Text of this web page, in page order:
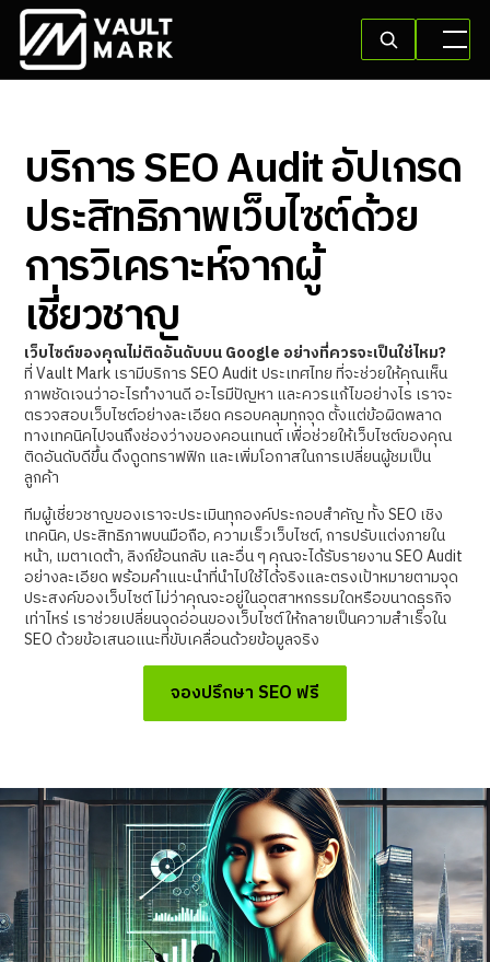
บริการ SEO Audit อัปเกรด
ประสิทธิภาพเว็บไซต์ด้วย
การวิเคราะห์จากผู้
เชี่ยวชาญ
เว็บไซต์ของคุณไม่ติดอันดับบน Google อย่างที่ควรจะเป็นใช่ไหม?
ที่ Vault Mark เรามีบริการ SEO Audit ประเทศไทย ที่จะช่วยให้คุณเห็น
ภาพชัดเจนว่าอะไรทำงานดี อะไรมีปัญหา และควรแก้ไขอย่างไร เราจะ
ตรวจสอบเว็บไซต์อย่างละเอียด ครอบคลุมทุกจุด ตั้งแต่ข้อผิดพลาด
ทางเทคนิคไปจนถึงช่องว่างของคอนเทนต์ เพื่อช่วยให้เว็บไซต์ของคุณ
ติดอันดับดีขึ้น ดึงดูดทราฟฟิก และเพิ่มโอกาสในการเปลี่ยนผู้ชมเป็น
ลูกค้า
ทีมผู้เชี่ยวชาญของเราจะประเมินทุกองค์ประกอบสำคัญ ทั้ง SEO เชิง
เทคนิค, ประสิทธิภาพบนมือถือ, ความเร็วเว็บไซต์, การปรับแต่งภายใน
หน้า, เมตาเดต้า, ลิงก์ย้อนกลับ และอื่น ๆ คุณจะได้รับรายงาน SEO Audit
อย่างละเอียด พร้อมคำแนะนำที่นำไปใช้ได้จริงและตรงเป้าหมายตามจุด
ประสงค์ของเว็บไซต์ ไม่ว่าคุณจะอยู่ในอุตสาหกรรมใดหรือขนาดธุรกิจ
เท่าไหร่ เราช่วยเปลี่ยนจุดอ่อนของเว็บไซต์ให้กลายเป็นความสำเร็จใน
SEO ด้วยข้อเสนอแนะที่ขับเคลื่อนด้วยข้อมูลจริง
จองปรึกษา SEO ฟรี